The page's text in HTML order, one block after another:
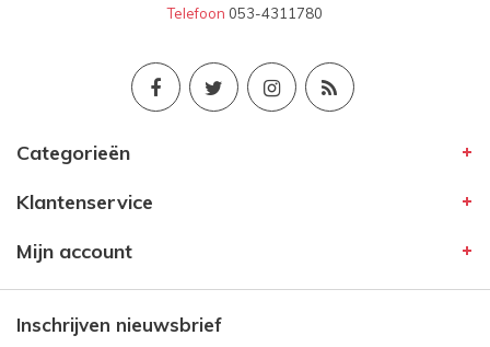
Telefoon 053-4311780
Categorieën
Klantenservice
Mijn account
Inschrijven nieuwsbrief